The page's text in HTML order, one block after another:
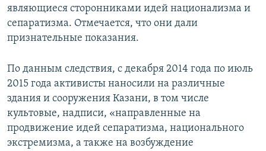
Все сайты RFE/RL
являющиеся сторонниками идей национализма и
сепаратизма. Отмечается, что они дали
признательные показания.
По данным следствия, с декабря 2014 года по июль
2015 года активисты наносили на различные
здания и сооружения Казани, в том числе
культовые, надписи, «направленные на
продвижение идей сепаратизма, национального
экстремизма, а также на возбуждение